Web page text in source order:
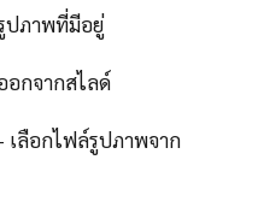
ภาพที่มีอยู่
กจากสไลด์
เลือกไฟล์รูปภาพจาก